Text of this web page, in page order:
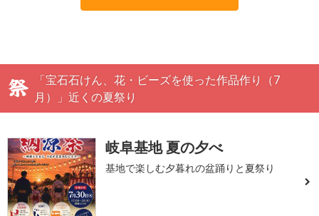
「宝石石けん、花・ビーズを使った作品作り（7
月）」近くの夏祭り
岐阜基地 夏の夕べ
基地で楽しむ夕暮れの盆踊りと夏祭り